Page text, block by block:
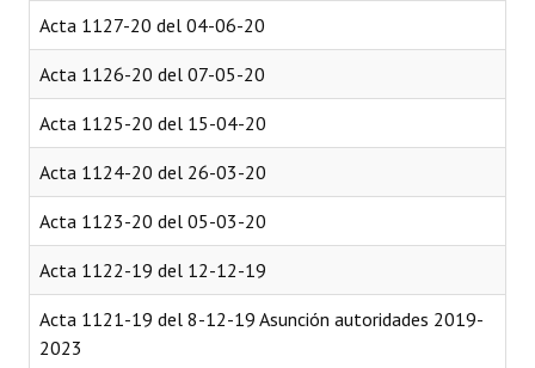
Acta 1127-20 del 04-06-20
Acta 1126-20 del 07-05-20
Acta 1125-20 del 15-04-20
Acta 1124-20 del 26-03-20
Acta 1123-20 del 05-03-20
Acta 1122-19 del 12-12-19
Acta 1121-19 del 8-12-19 Asunción autoridades 2019-
2023